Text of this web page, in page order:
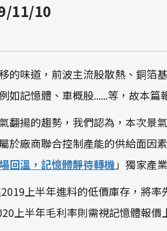
11/10
的味道，前波主流股散熱、銅箔
如記憶體、車概股......等，故本
翻揚的趨勢，我們認為，本次景
於廠商聯合控制產能的供給面因
回溫，記憶體靜待轉機」獨家產
上半年進料的低價庫存，將
上半年毛利率則需視記憶體報價